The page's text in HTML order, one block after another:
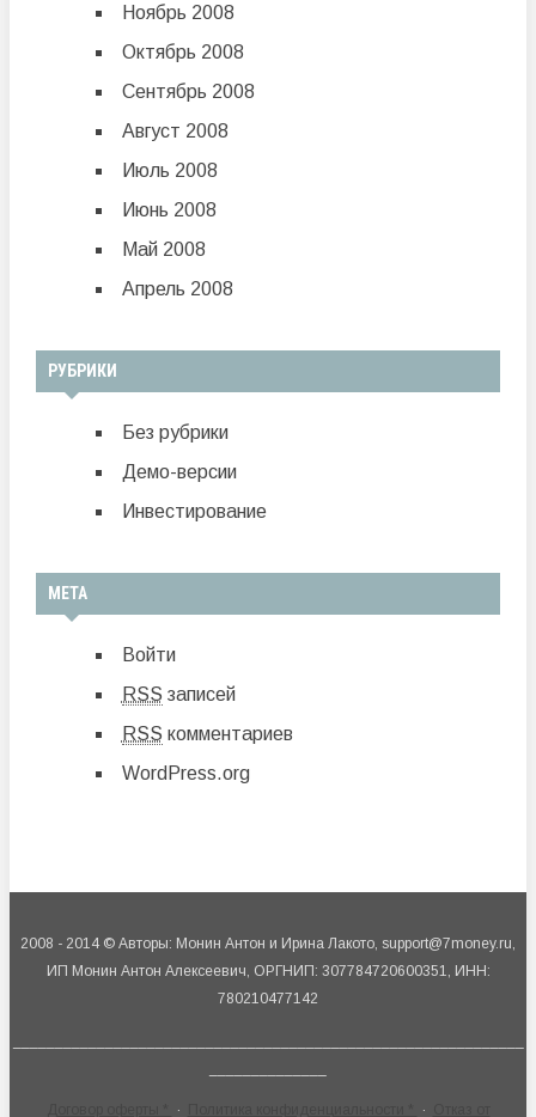
Ноябрь 2008
Октябрь 2008
Сентябрь 2008
Август 2008
Июль 2008
Июнь 2008
Май 2008
Апрель 2008
РУБРИКИ
Без рубрики
Демо-версии
Инвестирование
МЕТА
Войти
RSS записей
RSS комментариев
WordPress.org
2008 - 2014 © Авторы: Монин Антон и Ирина Лакото, support@7money.ru,
ИП Монин Антон Алексеевич, ОРГНИП: 307784720600351, ИНН:
780210477142
· ·